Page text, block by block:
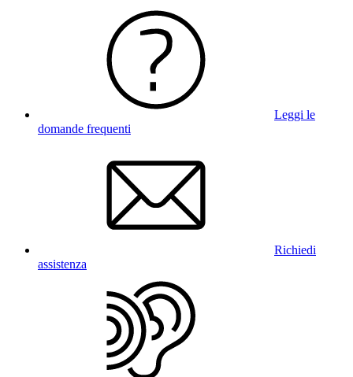
Leggi le
domande frequenti
Richiedi
assistenza